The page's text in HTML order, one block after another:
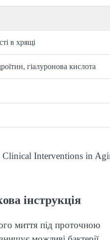
в хрящі
гіалуронова кислота
Clinical Interventions in
інструкція
миття під проточною